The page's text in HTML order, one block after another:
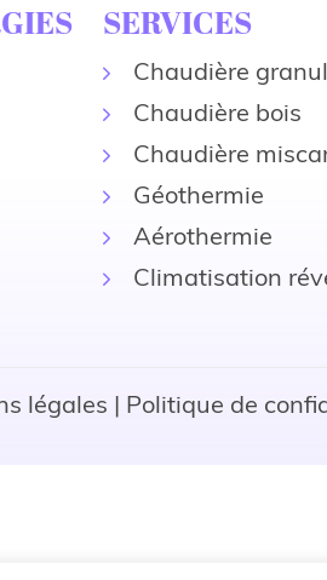
SERVICES
Chaudière
Chaudière bois
Chaudière
Géothermie
Aérothermie
Climatisation
légales Politique de